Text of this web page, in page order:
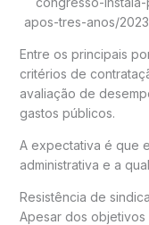
Entre os principais
critérios de
avaliação de
gastos públicos.
A expectativa é que
administrativa e a
Resistência de
Apesar dos